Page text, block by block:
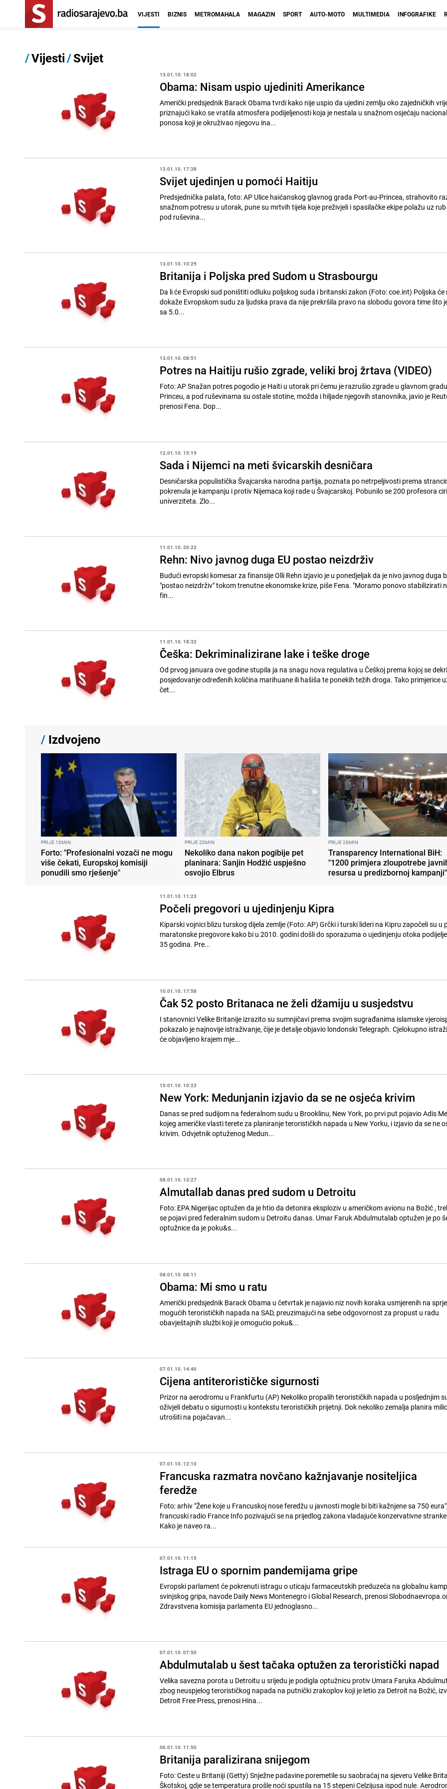
VIJESTI BIZNIS METROMAHALA MAGAZIN SPORT AUTO-MOTO MULTIMEDIA INFOGRAFIKE
/Vijesti/Svijet
13.01.10. 18:02
Obama: Nisam uspio ujediniti Amerikance
Američki predsjednik Barack Obama tvrdi kako nije uspio da ujedini zemlju oko zajedničkih
priznajući kako se vratila atmosfera podijeljenosti koja je nestala u snažnom osjećaju
ponosa koji je okruživao njegovu ina...
13.01.10. 17:38
Svijet ujedinjen u pomoći Haitiju
Predsjednička palata, foto: AP Ulice haićanskog glavnog grada Port-au-Princea, strahovito razrušenog u
snažnom potresu u utorak, pune su mrtvih tijela koje preživjeli i spasilačke ekipe polažu uz
pod ruševina...
13.01.10. 10:29
Britanija i Poljska pred Sudom u Strasbourgu
Da li će Evropski sud poništiti odluku poljskog suda i britanski zakon (Foto: coe.int) Poljska će morati da
dokaže Evropskom sudu za ljudska prava da nije prekršila pravo na slobodu govora time što
sa 5.0...
13.01.10. 08:51
Potres na Haitiju rušio zgrade, veliki broj žrtava (VIDEO)
Foto: AP Snažan potres pogodio je Haiti u utorak pri čemu je razrušio zgrade u glavnom gradu Port-au-
Princeu, a pod ruševinama su ostale stotine, možda i hiljade njegovih stanovnika, javio je
prenosi Fena. Dop...
12.01.10. 15:19
Sada i Nijemci na meti švicarskih desničara
Desničarska populistička Švajcarska narodna partija, poznata po netrpeljivosti prema
pokrenula je kampanju i protiv Nijemaca koji rade u Švajcarskoj. Pobunilo se 200 profesora
univerziteta. Zlo...
11.01.10. 20:22
Rehn: Nivo javnog duga EU postao neizdrživ
Budući evropski komesar za finansije Olli Rehn izjavio je u ponedjeljak da je nivo javnog duga
"postao neizdrživ" tokom trenutne ekonomske krize, piše Fena. "Moramo ponovo stabilizirati naše javne
fin...
11.01.10. 18:32
Češka: Dekriminalizirane lake i teške droge
Od prvog januara ove godine stupila ja na snagu nova regulativa u Češkoj prema kojoj se
posjedovanje određenih količina marihuane ili hašiša te ponekih težih droga. Tako primjerice uživatelji do
čet...
/ Izdvojeno
PRIJE 10MIN
Forto: "Profesionalni vozači ne mogu
više čekati, Europskoj komisiji
ponudili smo rješenje"
PRIJE 20MIN
Nekoliko dana nakon pogibije pet
planinara: Sanjin Hodžić uspješno
osvojio Elbrus
PRIJE 26MIN
Transparency International BiH:
"1200 primjera zloupotrebe
resursa u predizbornoj kampanji"
11.01.10. 11:23
Počeli pregovori u ujedinjenju Kipra
Kiparski vojnici blizu turskog dijela zemlje (Foto: AP) Grčki i turski lideri na Kipru započeli su u ponedjeljak
maratonske pregovore kako bi u 2010. godini došli do sporazuma o ujedinjenju otoka
35 godina. Pre...
10.01.10. 17:58
Čak 52 posto Britanaca ne želi džamiju u susjedstvu
I stanovnici Velike Britanije izrazito su sumnjičavi prema svojim sugrađanima islamske
pokazalo je najnovije istraživanje, čije je detalje objavio londonski Telegraph. Cjelokupno
će objavljeno krajem mje...
10.01.10. 10:23
New York: Medunjanin izjavio da se ne osjeća krivim
Danas se pred sudijom na federalnom sudu u Brooklinu, New York, po prvi put pojavio Adis
kojeg američke vlasti terete za planiranje terorističkih napada u New Yorku, i izjavio da se ne
krivim. Odvjetnik optuženog Medun...
08.01.10. 13:27
Almutallab danas pred sudom u Detroitu
Foto: EPA Nigerijac optužen da je htio da detonira eksploziv u američkom avionu na Božić , trebalo bi da
se pojavi pred federalnim sudom u Detroitu danas. Umar Faruk Abdulmutalab optužen je po šest tačaka
optužnice da je poku&s...
08.01.10. 08:11
Obama: Mi smo u ratu
Američki predsjednik Barack Obama u četvrtak je najavio niz novih koraka usmjerenih na
mogućih terorističkih napada na SAD, preuzimajući na sebe odgovornost za propust u radu
obavještajnih službi koji je omogućio poku&...
07.01.10. 14:40
Cijena antiterorističke sigurnosti
Prizor na aerodromu u Frankfurtu (AP) Nekoliko propalih terorističkih napada u posljednjim su danima
oživjeli debatu o sigurnosti u kontekstu terorističkih prijetnji. Dok nekoliko zemalja planira
utrošiti na pojačavan...
07.01.10. 12:10
Francuska razmatra novčano kažnjavanje nositeljica
feredže
Foto: arhiv "Žene koje u Francuskoj nose feredžu u javnosti mogle bi biti kažnjene sa 750 eura", javio je
francuski radio France Info pozivajući se na prijedlog zakona vladajuće konzervativne stranke
Kako je naveo ra...
07.01.10. 11:15
Istraga EU o spornim pandemijama gripe
Evropski parlament će pokrenuti istragu o uticaju farmaceutskih preduzeća na globalnu
svinjskog gripa, navode Daily News Montenegro i Global Research, prenosi
Zdravstvena komisija parlamenta EU jednoglasno...
07.01.10. 07:50
Abdulmutalab u šest tačaka optužen za teroristički napad
Velika savezna porota u Detroitu u srijedu je podigla optužnicu protiv Umara Faruka
zbog neuspjelog terorističkog napada na putnički zrakoplov koji je letio za Detroit na Božić,
Detroit Free Press, prenosi Hina...
06.01.10. 11:50
Britanija paralizirana snijegom
Foto: Ceste u Britaniji (Getty) Snježne padavine poremetile su saobraćaj na sjeveru Velike Britanije i u
Škotskoj, gdje se temperatura prošle noći spustila na 15 stepeni Celzijusa ispod nule. Aerodromi i škole